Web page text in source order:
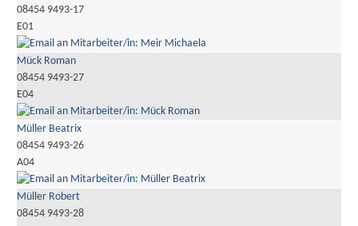
08454 9493-17
E01
Mück Roman
08454 9493-27
E04
Müller Beatrix
08454 9493-26
A04
Müller Robert
08454 9493-28